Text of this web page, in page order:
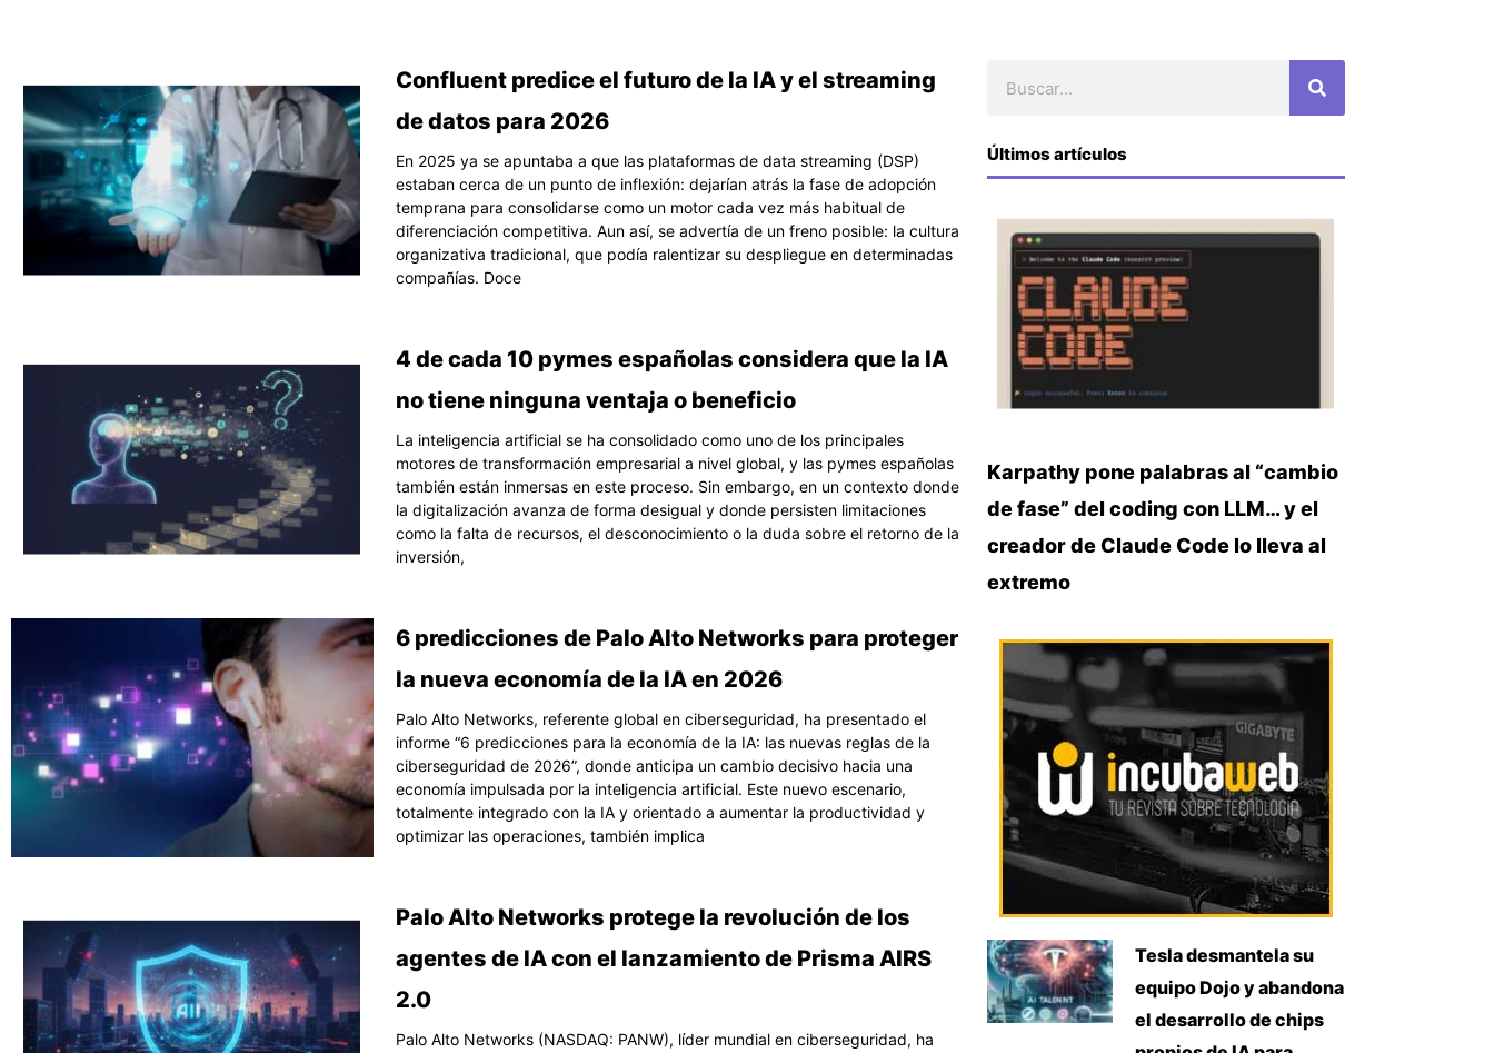
Confluent predice el futuro de la IA y el streaming
de datos para 2026
En 2025 ya se apuntaba a que las plataformas de data streaming (DSP)
estaban cerca de un punto de inflexión: dejarían atrás la fase de adopción
temprana para consolidarse como un motor cada vez más habitual de
diferenciación competitiva. Aun así, se advertía de un freno posible: la cultura
organizativa tradicional, que podía ralentizar su despliegue en determinadas
compañías. Doce
4 de cada 10 pymes españolas considera que la IA
no tiene ninguna ventaja o beneficio
La inteligencia artificial se ha consolidado como uno de los principales
motores de transformación empresarial a nivel global, y las pymes españolas
también están inmersas en este proceso. Sin embargo, en un contexto donde
la digitalización avanza de forma desigual y donde persisten limitaciones
como la falta de recursos, el desconocimiento o la duda sobre el retorno de la
inversión,
6 predicciones de Palo Alto Networks para proteger
la nueva economía de la IA en 2026
Palo Alto Networks, referente global en ciberseguridad, ha presentado el
informe “6 predicciones para la economía de la IA: las nuevas reglas de la
ciberseguridad de 2026”, donde anticipa un cambio decisivo hacia una
economía impulsada por la inteligencia artificial. Este nuevo escenario,
totalmente integrado con la IA y orientado a aumentar la productividad y
optimizar las operaciones, también implica
Palo Alto Networks protege la revolución de los
agentes de IA con el lanzamiento de Prisma AIRS
2.0
Palo Alto Networks (NASDAQ: PANW), líder mundial en ciberseguridad, ha
Página
PáginaPáginaPáginaPágina
Últimos artículos
Karpathy pone palabras al “cambio
de fase” del coding con LLM… y el
creador de Claude Code lo lleva al
extremo
Tesla desmantela su
equipo Dojo y abandona
el desarrollo de chips